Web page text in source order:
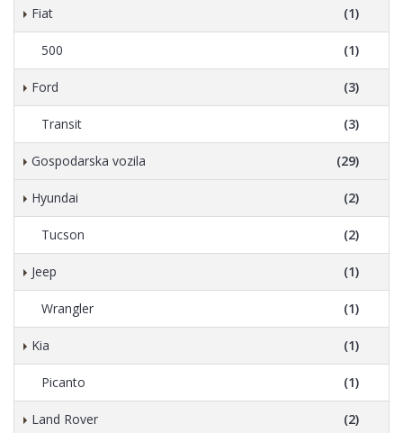
Fiat (1)
500 (1)
Ford (3)
Transit (3)
Gospodarska vozila (29)
Hyundai (2)
Tucson (2)
Jeep (1)
Wrangler (1)
Kia (1)
Picanto (1)
Land Rover (2)